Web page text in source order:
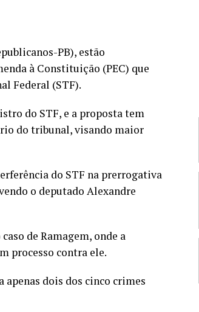
PB), estão
à Constituição (PEC) que
Federal (STF).
do STF, e a proposta tem
do tribunal, visando maior
do STF na prerrogativa
o deputado Alexandre
de Ramagem, onde a
processo contra ele.
apenas dois dos cinco crimes